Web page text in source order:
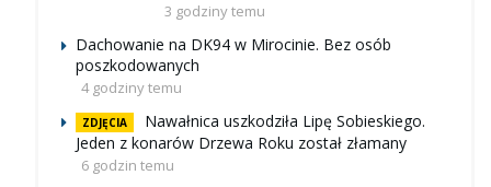
3 godziny temu
Dachowanie na DK94 w Mirocinie. Bez osób
poszkodowanych
4 godziny temu
ZDJĘCIA
Nawałnica uszkodziła Lipę Sobieskiego.
Jeden z konarów Drzewa Roku został złamany
6 godzin temu